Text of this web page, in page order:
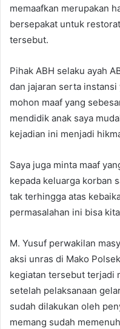
memaafkan merupakan
bersepakat untuk
tersebut.
Pihak ABH selaku ayah
dan jajaran serta instansi
mohon maaf yang
mendidik anak saya
kejadian ini menjadi
Saya juga minta maaf
kepada keluarga korban
tak terhingga atas
permasalahan ini bisa
M. Yusuf perwakilan
aksi unras di Mako
kegiatan tersebut terjadi
setelah pelaksanaan
sudah dilakukan oleh
memang sudah